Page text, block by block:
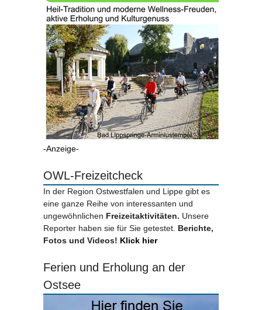
-Anzeige-
OWL-Freizeitcheck
In der Region Ostwestfalen und Lippe gibt es
eine ganze Reihe von interessanten und
ungewöhnlichen Freizeitaktivitäten. Unsere
Reporter haben sie für Sie getestet. Berichte,
Fotos und Videos! Klick hier
Ferien und Erholung an der
Ostsee